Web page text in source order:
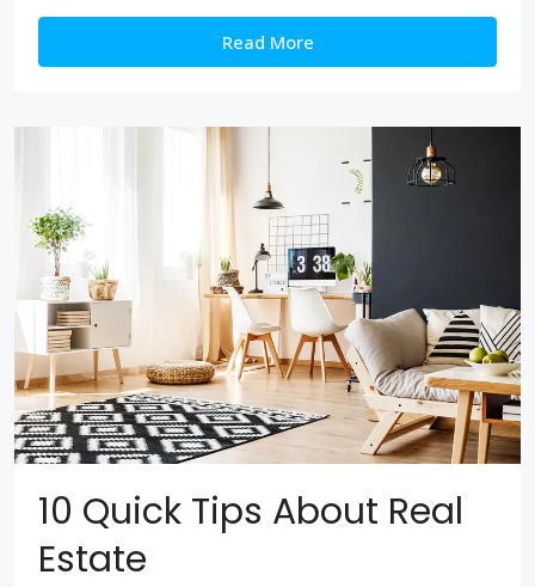
Read More
10 Quick Tips About Real
Estate